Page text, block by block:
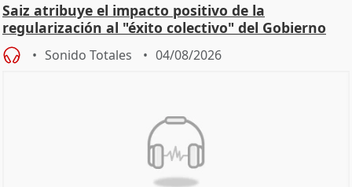
Saiz atribuye el impacto positivo de la
regularización al "éxito colectivo" del Gobierno
Sonido Totales 04/08/2026